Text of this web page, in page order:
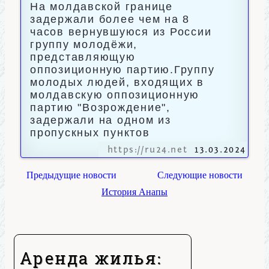
Аренда жилья:
На молдавской границе
задержали более чем на 8
часов вернувшуюся из России
группу молодёжи,
представляющую
оппозиционную партию.Группу
молодых людей, входящих в
молдавскую оппозиционную
партию "Возрождение",
задержали на одном из
пропускных пунктов
https://ru24.net 13.03.2024
Предыдущие новости
Следующие новости
История Анапы